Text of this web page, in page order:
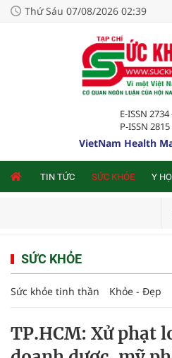
Thứ Sáu 07/08/2026 02:39
E-ISSN
P-ISSN
VietNam Health
TIN TỨC SỨC KHỎE Y
SỨC KHỎE
Sức khỏe tinh thần Khỏe - Đẹp
TP.HCM: Xử phạt